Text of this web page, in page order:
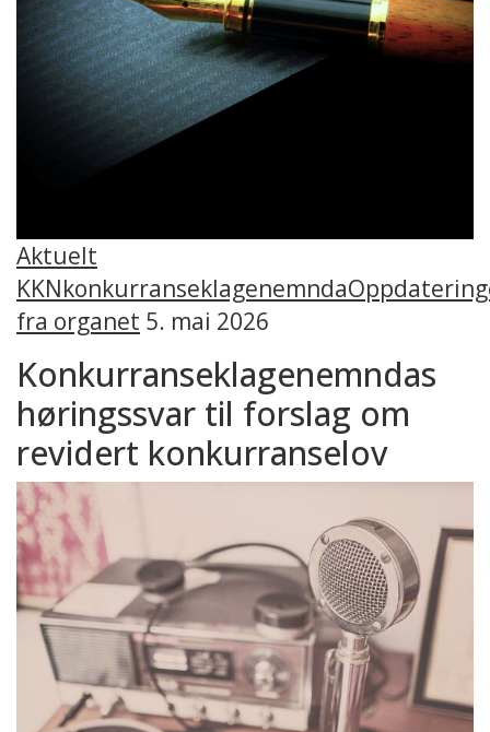
Aktuelt
KKNkonkurranseklagenemnda
fra organet 5. mai 2026
Konkurranseklagenemndas
høringssvar til forslag om
revidert konkurranselov